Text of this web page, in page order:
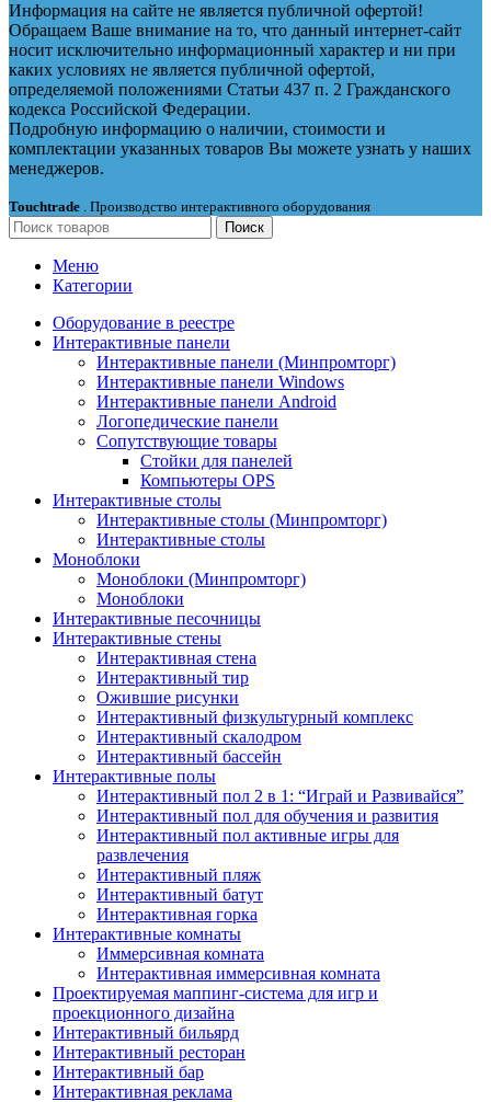
Информация на сайте не является публичной офертой!
Обращаем Ваше внимание на то, что данный интернет-сайт
носит исключительно информационный характер и ни при
каких условиях не является публичной офертой,
определяемой положениями Статьи 437 п. 2 Гражданского
кодекса Российской Федерации.
Подробную информацию о наличии, стоимости и
комплектации указанных товаров Вы можете узнать у наших
менеджеров.
Touchtrade . Производство интерактивного оборудования
Поиск
Меню
Категории
Оборудование в реестре
Интерактивные панели
Интерактивные панели (Минпромторг)
Интерактивные панели Windows
Интерактивные панели Android
Логопедические панели
Сопутствующие товары
Стойки для панелей
Компьютеры OPS
Интерактивные столы
Интерактивные столы (Минпромторг)
Интерактивные столы
Моноблоки
Моноблоки (Минпромторг)
Моноблоки
Интерактивные песочницы
Интерактивные стены
Интерактивная стена
Интерактивный тир
Ожившие рисунки
Интерактивный физкультурный комплекс
Интерактивный скалодром
Интерактивный бассейн
Интерактивные полы
Интерактивный пол 2 в 1: “Играй и Развивайся”
Интерактивный пол для обучения и развития
Интерактивный пол активные игры для
развлечения
Интерактивный пляж
Интерактивный батут
Интерактивная горка
Интерактивные комнаты
Иммерсивная комната
Интерактивная иммерсивная комната
Проектируемая маппинг-система для игр и
проекционного дизайна
Интерактивный бильярд
Интерактивный ресторан
Интерактивный бар
Интерактивная реклама